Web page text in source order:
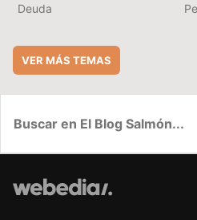
Deuda
VER MÁS TEMAS